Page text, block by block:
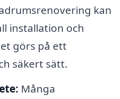
kan
installation och
görs på ett
säkert sätt.
Många